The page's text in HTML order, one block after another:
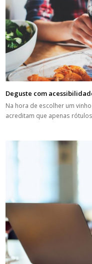
Deguste com
Na hora de escolher um
acreditam que apenas